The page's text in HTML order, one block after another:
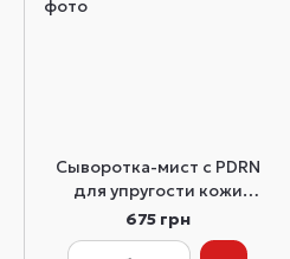
Сыворотка-мист с PDRN
для упругости кожи
Biodance Caviar PDRN Jelly
Serum Mist 50 мл
675 грн